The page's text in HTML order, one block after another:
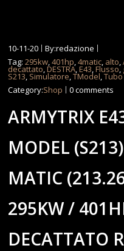
10-11-20
By:redazione
Tag:295kw,401hp,4matic, alto,
decattato,DESTRA,E43,Flusso,
S213, Simulatore,TModel,Tubo
Category:Shop 0 comments
ARMYTRIX
MODEL
MATIC
295KW /
DECATTATO